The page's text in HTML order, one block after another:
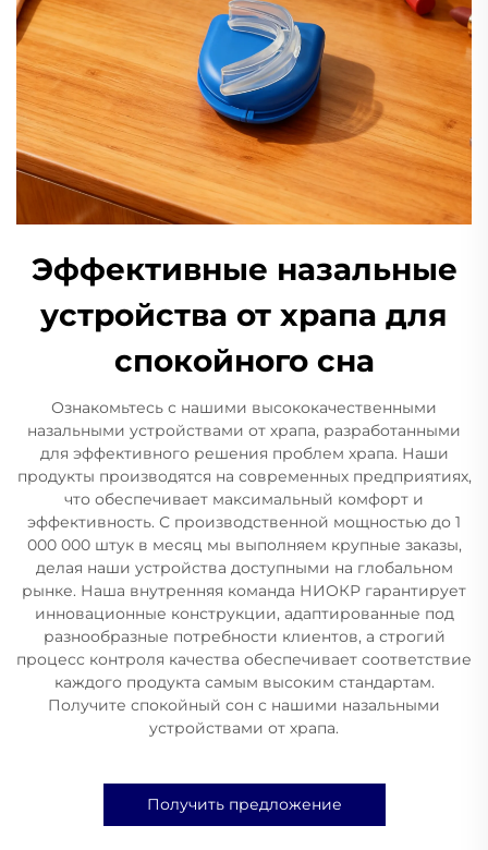
Эффективные назальные
устройства от храпа для
спокойного сна
Ознакомьтесь с нашими высококачественными
назальными устройствами от храпа, разработанными
для эффективного решения проблем храпа. Наши
продукты производятся на современных предприятиях,
что обеспечивает максимальный комфорт и
эффективность. С производственной мощностью до 1
000 000 штук в месяц мы выполняем крупные заказы,
делая наши устройства доступными на глобальном
рынке. Наша внутренняя команда НИОКР гарантирует
инновационные конструкции, адаптированные под
разнообразные потребности клиентов, а строгий
процесс контроля качества обеспечивает соответствие
каждого продукта самым высоким стандартам.
Получите спокойный сон с нашими назальными
устройствами от храпа.
Получить предложение